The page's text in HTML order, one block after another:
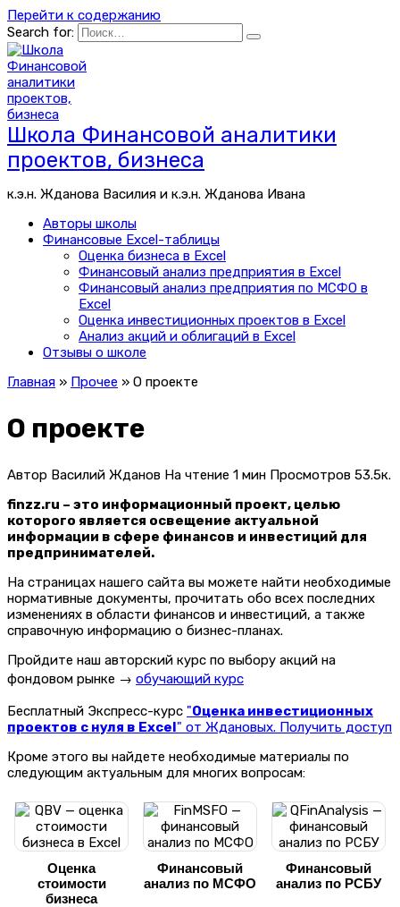
Перейти к содержанию
Search for:
Школа Финансовой аналитики
проектов, бизнеса
к.э.н. Жданова Василия и к.э.н. Жданова Ивана
Авторы школы
Финансовые Excel-таблицы
Оценка бизнеса в Excel
Финансовый анализ предприятия в Excel
Финансовый анализ предприятия по МСФО в
Excel
Оценка инвестиционных проектов в Excel
Анализ акций и облигаций в Excel
Отзывы о школе
Главная » Прочее » О проекте
О проекте
Автор Василий Жданов На чтение 1 мин Просмотров 53.5к.
finzz.ru – это информационный проект, целью
которого является освещение актуальной
информации в сфере финансов и инвестиций для
предпринимателей.
На страницах нашего сайта вы можете найти необходимые
нормативные документы, прочитать обо всех последних
изменениях в области финансов и инвестиций, а также
справочную информацию о бизнес-планах.
Пройдите наш авторский курс по выбору акций на
фондовом рынке → обучающий курс
Бесплатный Экспресс-курс "Оценка инвестиционных
проектов с нуля в Excel" от Ждановых. Получить доступ
Кроме этого вы найдете необходимые материалы по
следующим актуальным для многих вопросам:
Оценка
стоимости
бизнеса
Финансовый
анализ по МСФО
Финансовый
анализ по РСБУ